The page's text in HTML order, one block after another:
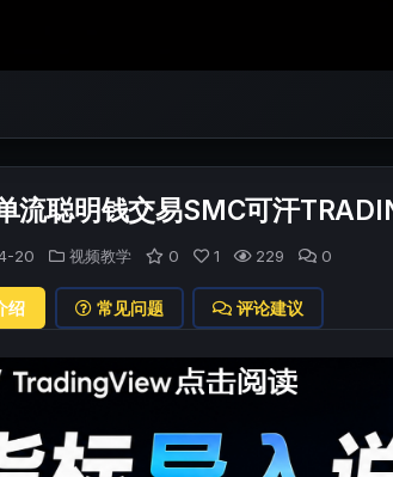
流聪明钱交易SMC可汗
20 视频教学 0 1 229 0
绍 常见问题 评论建议